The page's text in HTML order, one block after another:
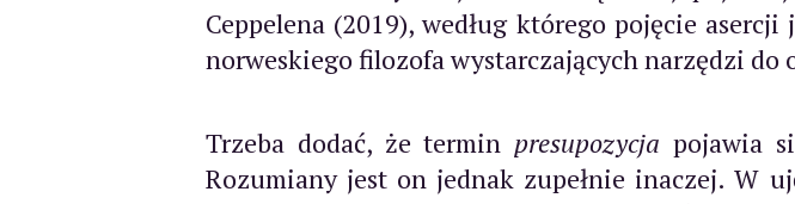
Ceppelena (2019), według którego pojęcie
norweskiego filozofa wystarczających narzędzi
Trzeba dodać, że termin presupozycja pojawia
Rozumiany jest on jednak zupełnie inaczej. W